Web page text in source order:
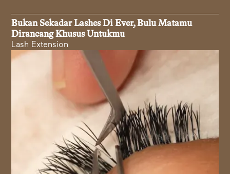
Bukan Sekadar Lashes Di Ever, Bulu Matamu
Dirancang Khusus Untukmu
Lash Extension